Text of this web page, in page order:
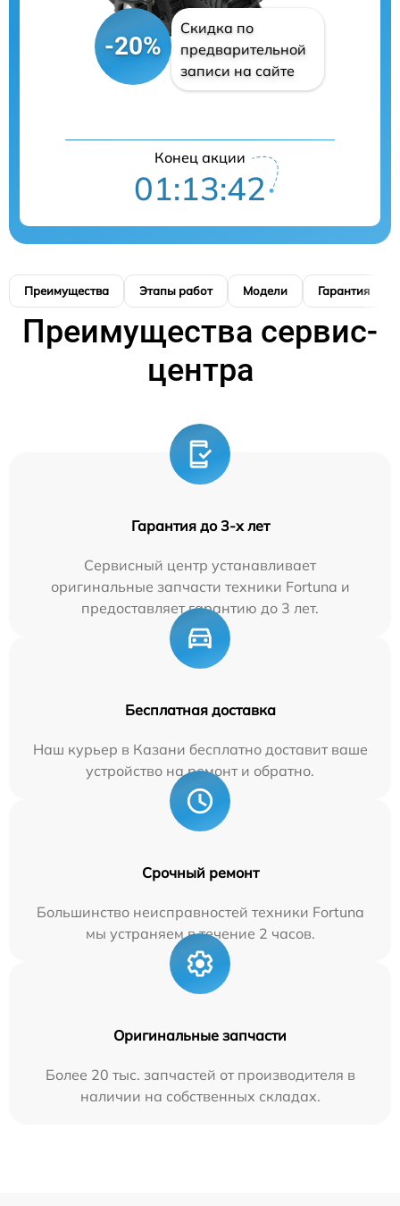
-20%
Скидка по
предварительной
записи на сайте
Конец акции
01:13:42
Преимущества Этапы работ Модели Гарантия
Преимущества сервис-
центра
Гарантия до 3-х лет
Сервисный центр устанавливает
оригинальные запчасти техники Fortuna и
предоставляет гарантию до 3 лет.
Бесплатная доставка
Наш курьер в Казани бесплатно доставит ваше
устройство на ремонт и обратно.
Срочный ремонт
Большинство неисправностей техники Fortuna
мы устраняем в течение 2 часов.
Оригинальные запчасти
Более 20 тыс. запчастей от производителя в
наличии на собственных складах.